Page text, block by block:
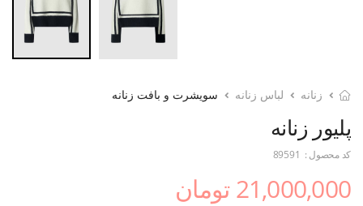
زنانه لباس زنانه سویشرت و بافت زنانه
پلیور زنانه
کد محصول : 89591
21,000,000 تومان